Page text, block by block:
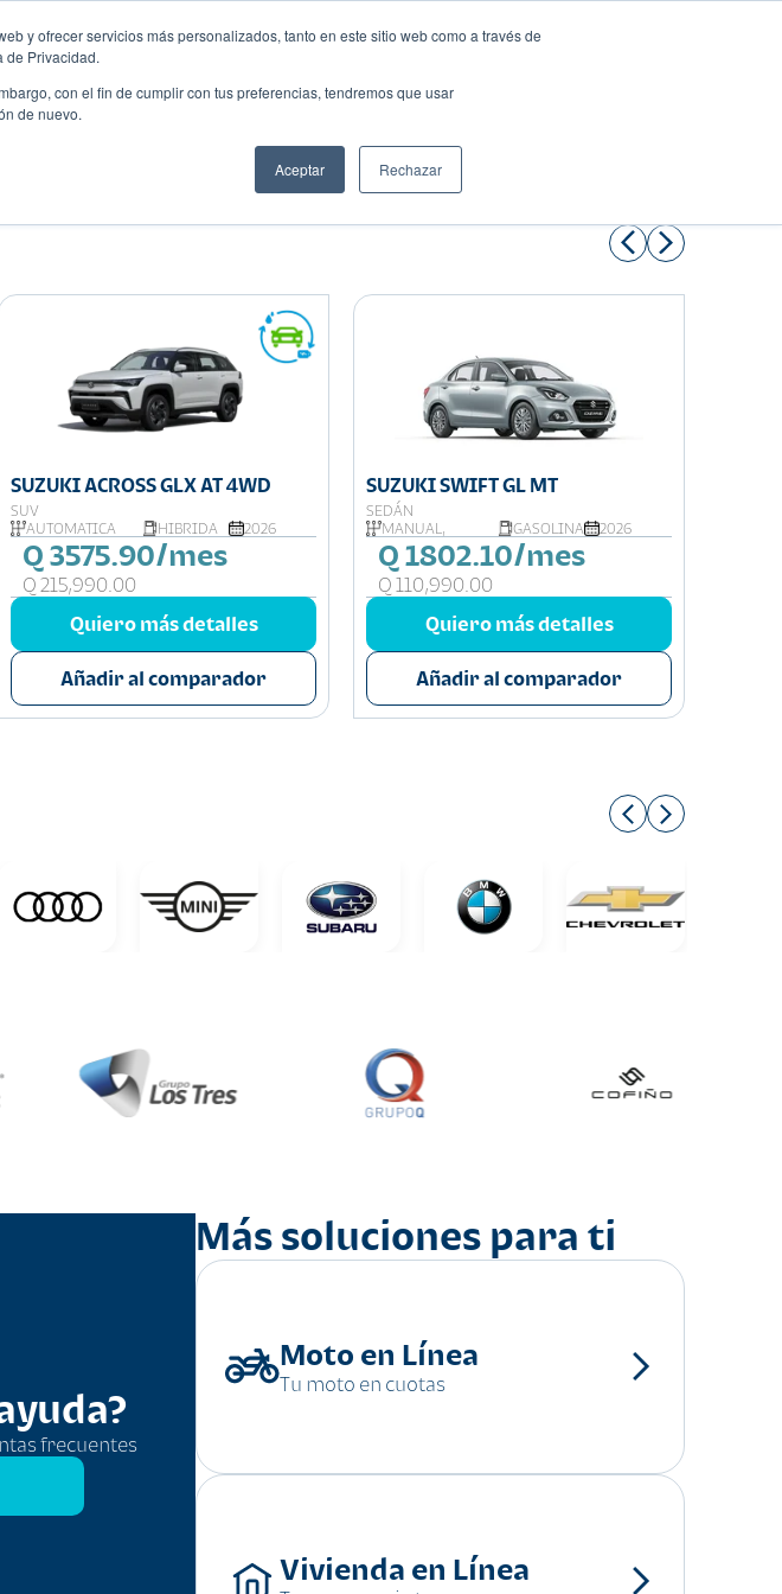
y ofrecer servicios más personalizados, tanto en este sitio web como a través de
de Privacidad.
con el fin de cumplir con tus preferencias, tendremos que usar
de nuevo.
Aceptar Rechazar
Compartir:
SUZUKI ACROSS GLX AT 4WD
SUV
AUTOMÁTICA
HIBRIDA 2026
Q 3575.90/mes
Q 215,990.00
Quiero más detalles
Añadir al comparador
SUZUKI SWIFT GL MT
SEDÁN
MANUAL,
GASOLINA 2026
Q 1802.10/mes
Q 110,990.00
Quiero más detalles
Añadir al comparador
frecuentes
Más soluciones para ti
Moto en Línea
Tu moto en cuotas
Vivienda en Línea